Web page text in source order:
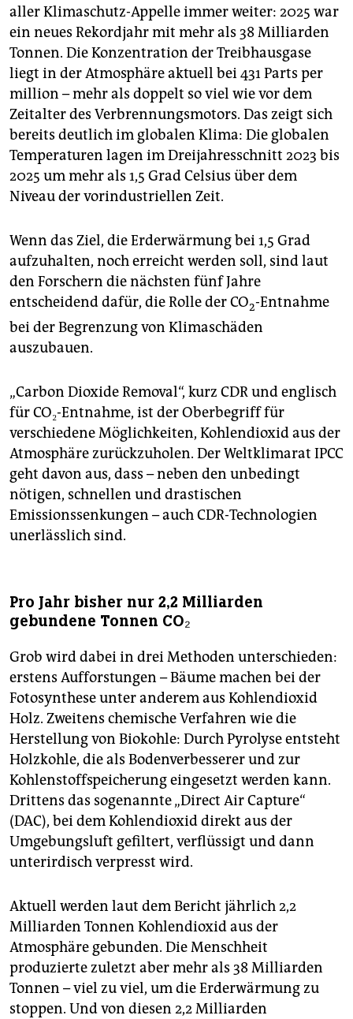
aller Klimaschutz-Appelle immer weiter: 2025 war
ein neues Rekordjahr mit mehr als 38 Milliarden
Tonnen. Die Konzentration der Treibhausgase
liegt in der Atmosphäre aktuell bei 431 Parts per
million – mehr als doppelt so viel wie vor dem
Zeitalter des Verbrennungsmotors. Das zeigt sich
bereits deutlich im globalen Klima: Die globalen
Temperaturen lagen im Dreijahresschnitt 2023 bis
2025 um mehr als 1,5 Grad Celsius über dem
Niveau der vorindustriellen Zeit.
Wenn das Ziel, die Erderwärmung bei 1,5 Grad
aufzuhalten, noch erreicht werden soll, sind laut
den Forschern die nächsten fünf Jahre
entscheidend dafür, die Rolle der CO2-Entnahme
bei der Begrenzung von Klimaschäden
auszubauen.
„Carbon Dioxide Removal“, kurz CDR und englisch
für CO₂-Entnahme, ist der Oberbegriff für
verschiedene Möglichkeiten, Kohlendioxid aus der
Atmosphäre zurückzuholen. Der Weltklimarat IPCC
geht davon aus, dass – neben den unbedingt
nötigen, schnellen und drastischen
Emissionssenkungen – auch CDR-Technologien
unerlässlich sind.
Pro Jahr bisher nur 2,2 Milliarden
gebundene Tonnen CO₂
Grob wird dabei in drei Methoden unterschieden:
erstens Aufforstungen – Bäume machen bei der
Fotosynthese unter anderem aus Kohlendioxid
Holz. Zweitens chemische Verfahren wie die
Herstellung von Biokohle: Durch Pyrolyse entsteht
Holzkohle, die als Bodenverbesserer und zur
Kohlenstoffspeicherung eingesetzt werden kann.
Drittens das sogenannte „Direct Air Capture“
(DAC), bei dem Kohlendioxid direkt aus der
Umgebungsluft gefiltert, verflüssigt und dann
unterirdisch verpresst wird.
Aktuell werden laut dem Bericht jährlich 2,2
Milliarden Tonnen Kohlendioxid aus der
Atmosphäre gebunden. Die Menschheit
produzierte zuletzt aber mehr als 38 Milliarden
Tonnen – viel zu viel, um die Erderwärmung zu
stoppen. Und von diesen 2,2 Milliarden